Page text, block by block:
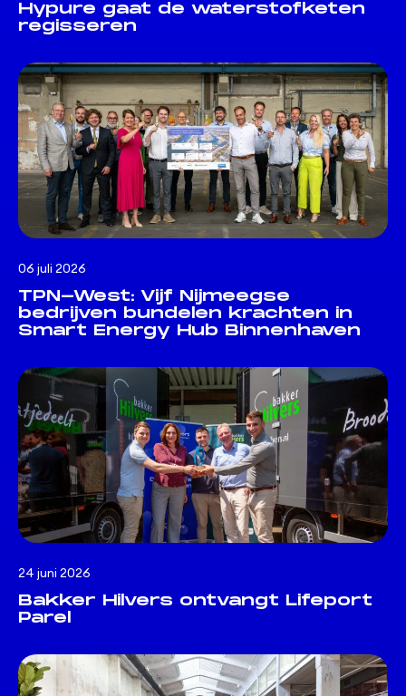
Hypure gaat de waterstofketen
regisseren
06 juli 2026
TPN-West: Vijf Nijmeegse
bedrijven bundelen krachten in
Smart Energy Hub Binnenhaven
24 juni 2026
Bakker Hilvers ontvangt Lifeport
Parel